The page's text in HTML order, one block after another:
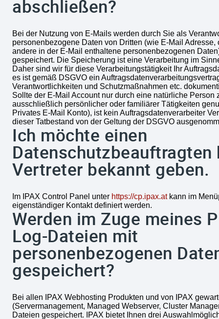
abschließen?
Bei der Nutzung von E-Mails werden durch Sie als
personenbezogene Daten von Dritten (wie E-Mail Adresse,
andere in der E-Mail enthaltene personenbezogenen
gespeichert. Die Speicherung ist eine Verarbeitung im
Daher sind wir für diese Verarbeitungstätigkeit Ihr
es ist gemäß DSGVO ein
Verantwortlichkeiten und Schutzmaßnahmen etc.
Sollte der E-Mail Account nur durch eine natürliche Person
ausschließlich persönlicher oder familiärer Tätigkeiten
Privates E-Mail Konto), ist kein Auftragsdatenverarbeiter
dieser Tatbestand von der Geltung der DSGVO
Ich möchte einen
Datenschutzbeauftragten
Vertreter bekannt geben.
Im IPAX Control Panel unter https://cp.ipax.atkann im
eigenständiger Kontakt definiert werden.
Werden im Zuge meines
Log-Dateien mit
personenbezogenen
gespeichert?
Bei allen IPAX Webhosting Produkten und von IPAX
(Servermanagement, Managed Webserver, Cluster
Dateien gespeichert. IPAX bietet Ihnen drei